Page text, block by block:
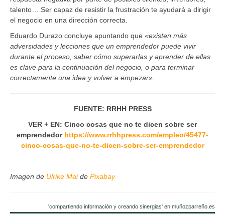
talento… Ser capaz de resistir la frustración te ayudará a dirigir
el negocio en una dirección correcta.
Eduardo Durazo concluye apuntando que «existen más
adversidades y lecciones que un emprendedor puede vivir
durante el proceso, saber cómo superarlas y aprender de ellas
es clave para la continuación del negocio, o para terminar
correctamente una idea y volver a empezar»
FUENTE: RRHH PRESS
VER + EN: Cinco cosas que no te dicen sobre ser
emprendedor https://www.rrhhpress.com/empleo/45477-
cinco-cosas-que-no-te-dicen-sobre-ser-emprendedor
Imagen de Ulrike Maide Pixabay
'compartiendo información y creando sinergias' en muñozparreño.es